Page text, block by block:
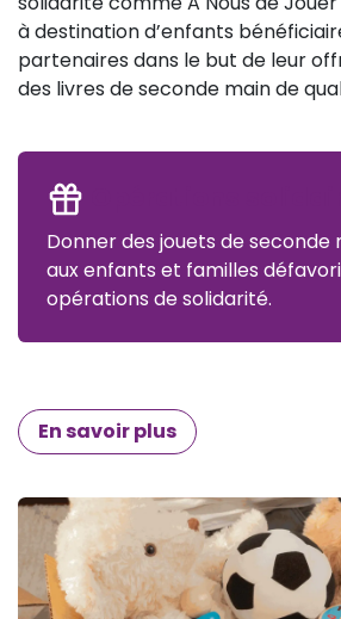
à destination d’enfants
partenaires dans le but de leur
des livres de seconde main de
Donner des jouets de seconde
aux enfants et familles
opérations de solidarité.
En savoir plus